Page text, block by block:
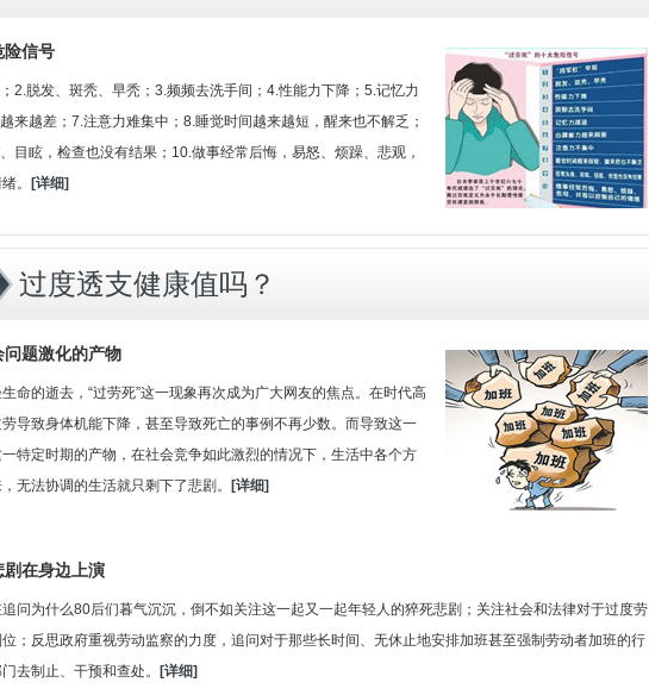
险信号
2.脱发、斑秃、早秃；3.频频去洗手间；4.性能力下降；5.记忆力
来越差；7.注意力难集中；8.睡觉时间越来越短，醒来也不解乏；
目眩，检查也没有结果；10.做事经常后悔，易怒、烦躁、悲观，
。
[详细]
过度透支健康值吗？
问题激化的产物
命的逝去，“过劳死”这一现象再次成为广大网友的焦点。在时代高
导致身体机能下降，甚至导致死亡的事例不再少数。而导致这一
特定时期的产物，在社会竞争如此激烈的情况下，生活中各个方
无法协调的生活就只剩下了悲剧。
[详细]
剧在身边上演
问为什么80后们暮气沉沉，倒不如关注这一起又一起年轻人的猝死悲剧；关注社会和法律对于过度劳
；反思政府重视劳动监察的力度，追问对于那些长时间、无休止地安排加班甚至强制劳动者加班的行
去制止、干预和查处。
[详细]